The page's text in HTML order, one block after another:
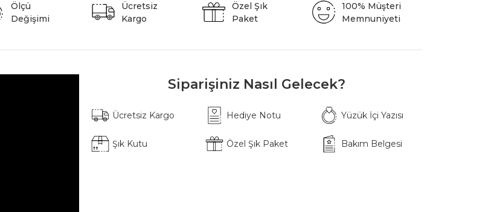
Ölçü
Değişimi
Ücretsiz
Kargo
Özel Şık
Paket
100% Müşteri
Memnuniyeti
Siparişiniz Nasıl Gelecek?
Ücretsiz Kargo Hediye Notu Yüzük İçi Yazısı
Şık Kutu Özel Şık Paket Bakım Belgesi